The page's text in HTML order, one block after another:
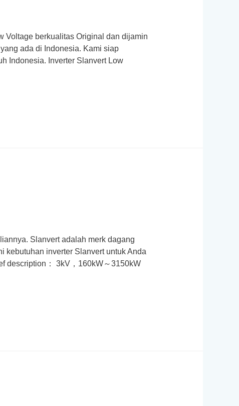
Voltage berkualitas Original dan dijamin
ada di Indonesia. Kami siap
Indonesia. Inverter Slanvert Low
Slanvert adalah merk dagang
kebutuhan inverter Slanvert untuk Anda
description： 3kV，160kW～3150kW